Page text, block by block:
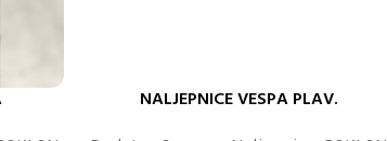
PROČITAJTE JOŠNALJEPNICE VESPA PLAV.